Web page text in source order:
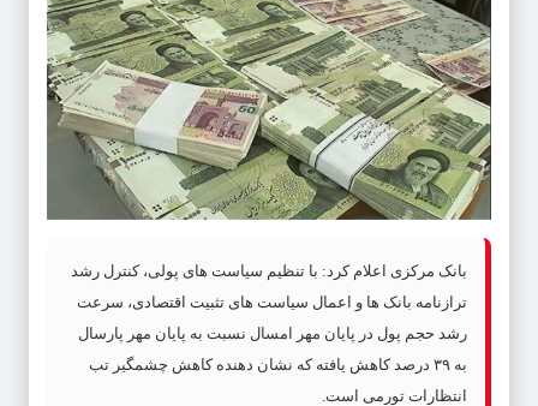
بانک مرکزی اعلام کرد: با تنظیم سیاست های پولی، کنترل رشد
ترازنامه بانک ها و اعمال سیاست های تثبیت اقتصادی، سرعت
رشد حجم پول در پایان مهر امسال نسبت به پایان مهر پارسال
به ۳۹ درصد کاهش یافته که نشان دهنده کاهش چشمگیر تب
انتظارات تورمی است.